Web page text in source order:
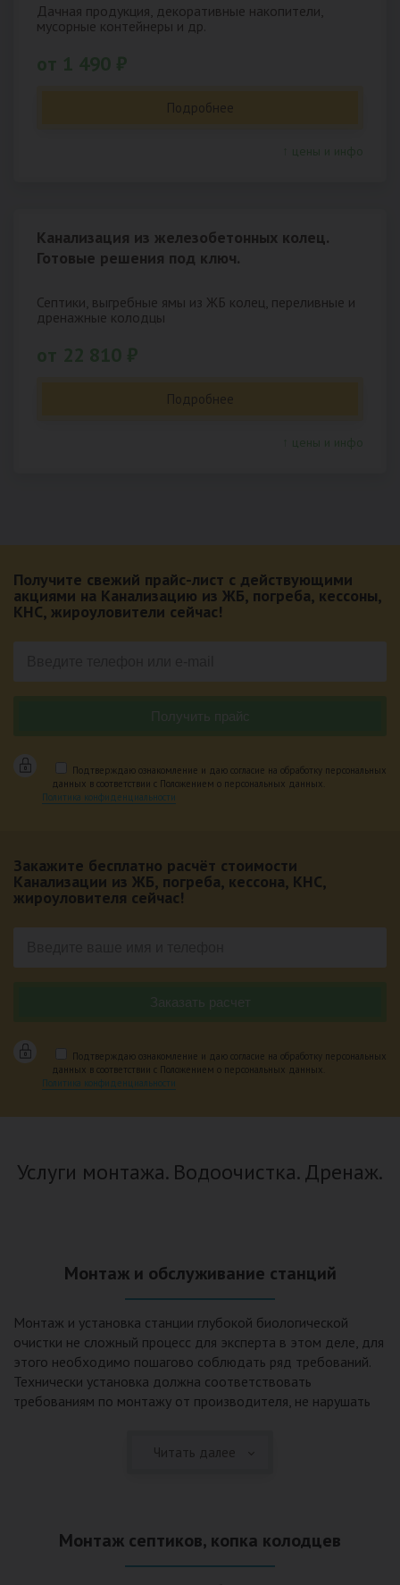
Дачная продукция, декоративные накопители,
мусорные контейнеры и др.
Подробнее
Канализация из железобетонных колец.
Готовые решения под ключ.
Септики, выгребные ямы из ЖБ колец, переливные и
дренажные колодцы
Подробнее
Получите свежий прайс-лист с действующими
акциями на Канализацию из ЖБ, погреба, кессоны,
КНС, жироуловители сейчас!
Подтверждаю ознакомление и даю согласие на обработку персональных
данных в соответствии с Положением о персональных данных.
Политика конфиденциальности
Закажите бесплатно расчёт стоимости
Канализации из ЖБ, погреба, кессона, КНС,
жироуловителя сейчас!
Подтверждаю ознакомление и даю согласие на обработку персональных
данных в соответствии с Положением о персональных данных.
Политика конфиденциальности
Услуги монтажа. Водоочистка. Дренаж.
Монтаж и обслуживание станций
Монтаж и установка станции глубокой биологической
очистки не сложный процесс для эксперта в этом деле, для
этого необходимо пошагово соблюдать ряд требований.
Технически установка должна соответствовать
требованиям по монтажу от производителя, не нарушать
представления о требованиях ПУЭ, ведь не качественный
вод – самый эффективный способ из всех существующих
Читать далее
Монтаж септиков, копка колодцев